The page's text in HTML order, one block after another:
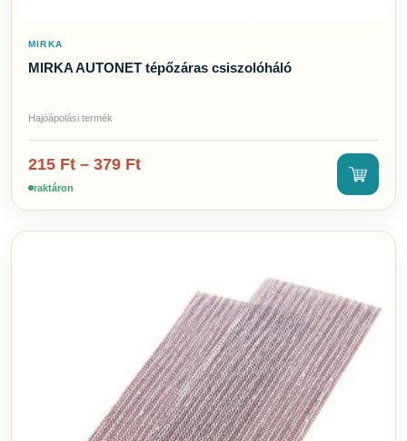
MIRKA
MIRKA AUTONET tépőzáras csiszolóháló
Hajóápolási termék
215 Ft – 379 Ft
raktáron